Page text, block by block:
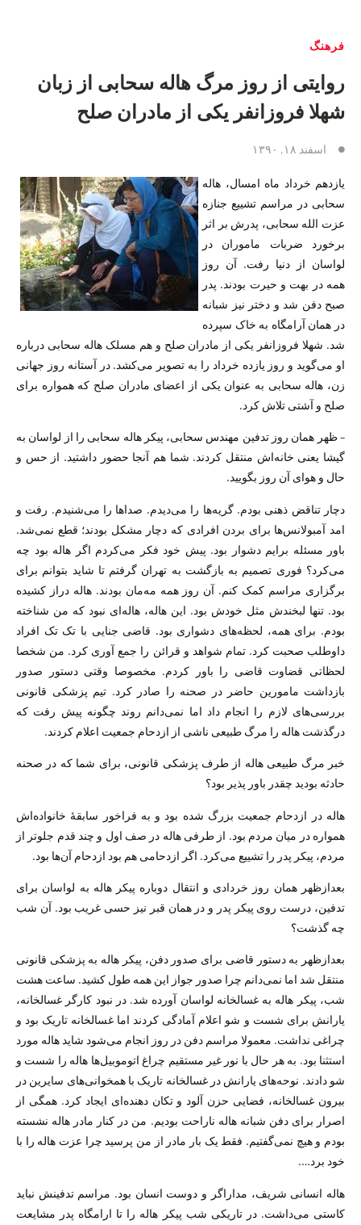
فرهنگ
روایتی از روز مرگ هاله سحابی از زبان
شهلا فروزانفر یکی از مادران صلح
اسفند ۱۸, ۱۳۹۰
یازدهم خرداد ماه امسال، هاله
سحابی در مراسم تشییع جنازه
عزت الله سحابی، پدرش بر اثر
برخورد ضربات ماموران در
لواسان از دنیا رفت. آن روز
همه در بهت و حیرت بودند. پدر
صبح دفن شد و دختر نیز شبانه
در‌‌ همان آرامگاه به خاک سپرده
شد. شهلا فروزانفر یکی از مادران صلح و هم مسلک هاله سحابی درباره
او می‌گوید و روز یازده خرداد را به تصویر می‌کشد. در آستانه روز جهانی
زن، هاله سحابی به عنوان یکی از اعضای مادران صلح که همواره برای
صلح و آشتی تلاش کرد.
– ظهر‌‌ همان روز تدفین مهندس سحابی، پیکر هاله سحابی را از لواسان به
گیشا یعنی خانه‌اش منتقل کردند. شما هم آنجا حضور داشتید. از حس و
حال و هوای آن روز بگویید.
دچار تناقض ذهنی بودم. گریه‌ها را می‌دیدم. صدا‌ها را می‌شنیدم. رفت و
امد آمبولانس‌ها برای بردن افرادی که دچار مشکل بودند؛ قطع نمی‌شد.
باور مسئله برایم دشوار بود. پیش خود فکر می‌کردم اگر هاله بود چه
می‌کرد؟ فوری تصمیم به بازگشت به تهران گرفتم تا شاید بتوانم برای
برگزاری مراسم کمک کنم. آن روز همه مه‌مان بودند. هاله دراز کشیده
بود. تنها لبخندش مثل خودش بود. این هاله، هاله‌ای نبود که من شناخته
بودم. برای همه، لحظه‌های دشواری بود. قاضی جنایی با تک تک افراد
داوطلب صحبت کرد. تمام شواهد و قرائن را جمع آوری کرد. من شخصا
لحظاتی قضاوت قاضی را باور کردم. مخصوصا وقتی دستور صدور
بازداشت مامورین حاضر در صحنه را صادر کرد. تیم پزشکی قانونی
بررسی‌های لازم را انجام داد اما نمی‌دانم روند چگونه پیش رفت که
درگذشت هاله را مرگ طبیعی ناشی از ازدحام جمعیت اعلام کردند.
خبر مرگ طبیعی هاله از طرف پزشکی قانونی، برای شما که در صحنه
حادثه بودید چقدر باور پذیر بود؟
هاله در ازدحام جمعیت بزرگ شده بود و به فراخور سابقهٔ خانواده‌اش
همواره در میان مردم بود. از طرفی هاله در صف اول و چند قدم جلو‌تر از
مردم، پیکر پدر را تشییع می‌کرد. اگر ازدحامی هم بود ازدحام آن‌ها بود.
بعدازظهر‌‌ همان روز خردادی و انتقال دوباره پیکر هاله به لواسان برای
تدفین، درست روی پیکر پدر و در‌‌ همان قبر نیز حسی غریب بود. آن شب
چه گذشت؟
بعدازظهر به دستور قاضی برای صدور دفن، پیکر هاله به پزشکی قانونی
منتقل شد اما نمی‌دانم چرا صدور جواز این همه طول کشید. ساعت هشت
شب، پیکر هاله به غسالخانه لواسان آورده شد. در نبود کارگر غسالخانه،
یارانش برای شست و شو اعلام آمادگی کردند اما غسالخانه تاریک بود و
چراغی نداشت. معمولا مراسم دفن در روز انجام می‌شود شاید هاله مورد
استثنا بود. به هر حال با نور غیر مستقیم چراغ اتوموبیل‌ها هاله را شست و
شو دادند. نوحه‌های یارانش در غسالخانه تاریک با همخوانی‌های سایرین در
بیرون غسالخانه، فضایی حزن آلود و تکان دهنده‌ای ایجاد کرد. همگی از
اصرار برای دفن شبانه هاله ناراحت بودیم. من در کنار مادر هاله نشسته
بودم و هیچ نمی‌گفتیم. فقط یک بار مادر از من پرسید چرا عزت هاله را با
خود برد….
هاله انسانی شریف، مداراگر و دوست انسان بود. مراسم تدفینش نباید
کاستی می‌داشت. در تاریکی شب پیکر هاله را تا ارامگاه پدر مشایعت